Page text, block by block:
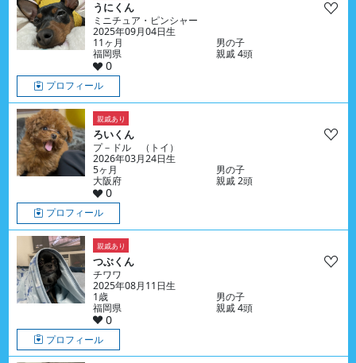
うにくん
ミニチュア・ピンシャー
2025年09月04日生
11ヶ月
男の子
福岡県
親戚 4頭
0
プロフィール
親戚あり
ろいくん
プ－ドル （トイ）
2026年03月24日生
5ヶ月
男の子
大阪府
親戚 2頭
0
プロフィール
親戚あり
つぶくん
チワワ
2025年08月11日生
1歳
男の子
福岡県
親戚 4頭
0
プロフィール